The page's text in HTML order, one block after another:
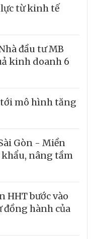
từ kinh tế
đầu tư MB
kinh doanh 6
mô hình tăng
Gòn - Miền
nâng tầm
HHT bước vào
hành của